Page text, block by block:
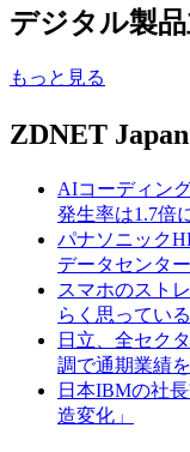
デジタル製
もっと見る
ZDNET
AIコーディン
発生率は1.7倍
パナソニック
データセンタ
スマホのスト
らく思ってい
日立、全セク
調で通期業績
日本IBMの社
造変化」